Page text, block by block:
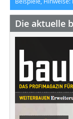
Die aktuelle